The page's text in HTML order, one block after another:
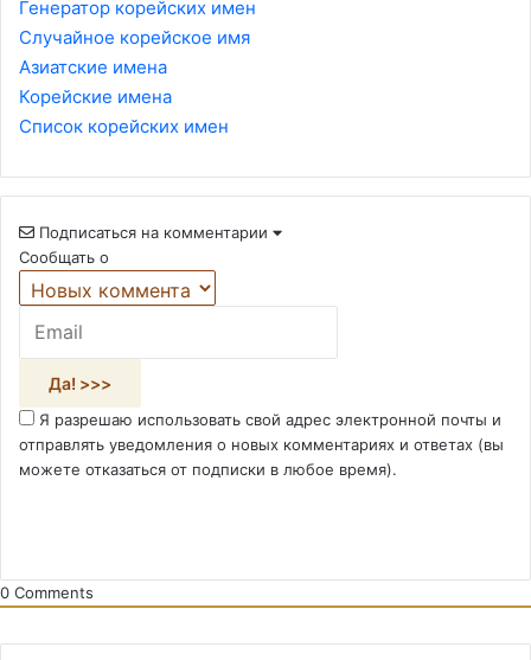
Генератор корейских имен
Случайное корейское имя
Азиатские имена
Корейские имена
Список корейских имен
Подписаться на комментарии
Сообщать о
Я разрешаю использовать свой адрес электронной почты и
отправлять уведомления о новых комментариях и ответах (вы
можете отказаться от подписки в любое время).
0 Comments